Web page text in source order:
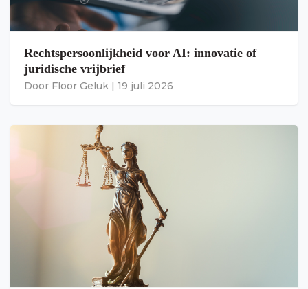
Rechtspersoonlijkheid voor AI: innovatie of
juridische vrijbrief
Door Floor Geluk | 19 juli 2026